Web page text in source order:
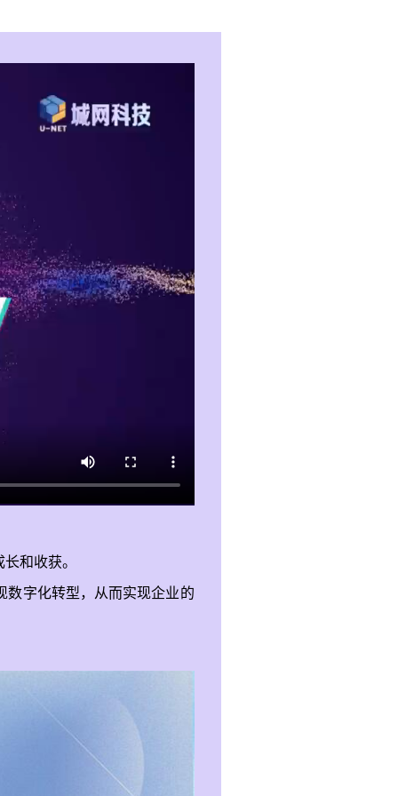
和收获。
数字化转型，从而实现企业的